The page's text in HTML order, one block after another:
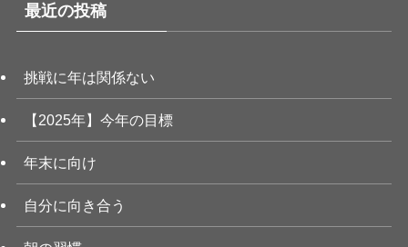
最近の投稿
挑戦に年は関係ない
【2025年】今年の目標
年末に向け
自分に向き合う